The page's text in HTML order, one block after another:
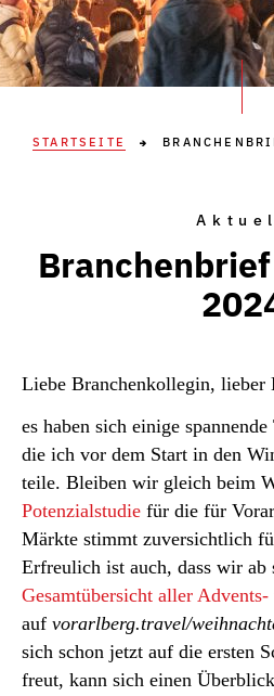
STARTSEITE
Liebe Branchenkollegin, lieber
es haben sich einige
die ich vor dem Start in den
teile. Bleiben wir gleich beim
Potenzialstudie für die für
Märkte stimmt zuversichtlich
Erfreulich ist auch, dass wir ab
Gesamtübersicht aller
auf vorarlberg.travel/
sich schon jetzt auf die ersten
freut, kann sich einen